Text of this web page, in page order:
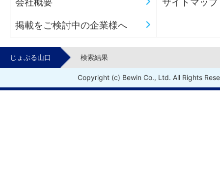
掲載をご検討中の企業様へ
じょぶる山口 検索結果
Copyright (c) Bewin Co., Ltd. All Rights